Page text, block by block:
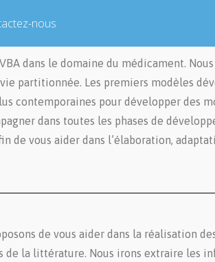
nous
dans le domaine du médicament.
partitionnée. Les premiers modèles
contemporaines pour développer des
dans toutes les phases de
de vous aider dans l’élaboration,
de vous aider dans la réalisation
de la littérature. Nous irons extraire les